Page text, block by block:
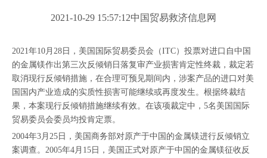
["wechat","weibo","qzone","douban","email"]
2021-10-29 15:57:12中国贸易救济信息网
2021年10月28日，美国国际贸易委员会（ITC）投票对进口自中国
的金属镁作出第三次反倾销日落复审产业损害肯定性终裁， 裁定若
取消现行反倾销措施，在合理可预见期间内，涉案产品的进口对美
国国内产业造成的实质性损害可能继续或再度发生。根据终裁结
果，本案现行反倾销措施继续有效。在该项裁定中，5名美国国际
贸易委员会委员均投肯定票。
2004年3月25日，美国商务部对原产于中国的金属镁进行反倾销立
案调查。2005年4月15日，美国正式对原产于中国的金属镁征收反